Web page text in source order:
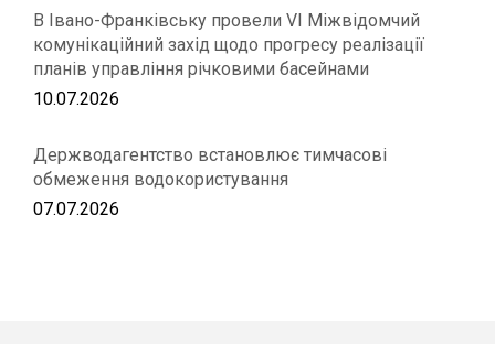
В Івано-Франківську провели VІ Міжвідомчий
комунікаційний захід щодо прогресу реалізації
планів управління річковими басейнами
10.07.2026
Держводагентство встановлює тимчасові
обмеження водокористування
07.07.2026